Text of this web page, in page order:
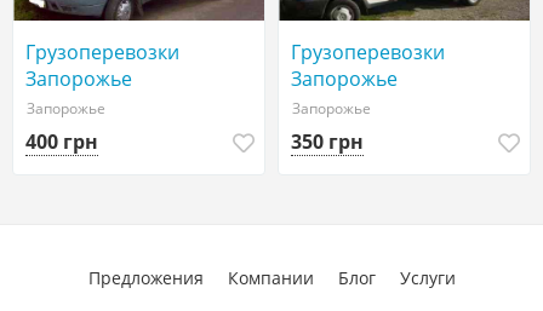
Грузоперевозки
Запорожье
Запорожье
400 грн
Грузоперевозки
Запорожье
Запорожье
350 грн
Предложения Компании Блог Услуги